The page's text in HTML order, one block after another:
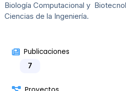
Biología Computacional y
Ciencias de la Ingeniería.
Publicaciones
7